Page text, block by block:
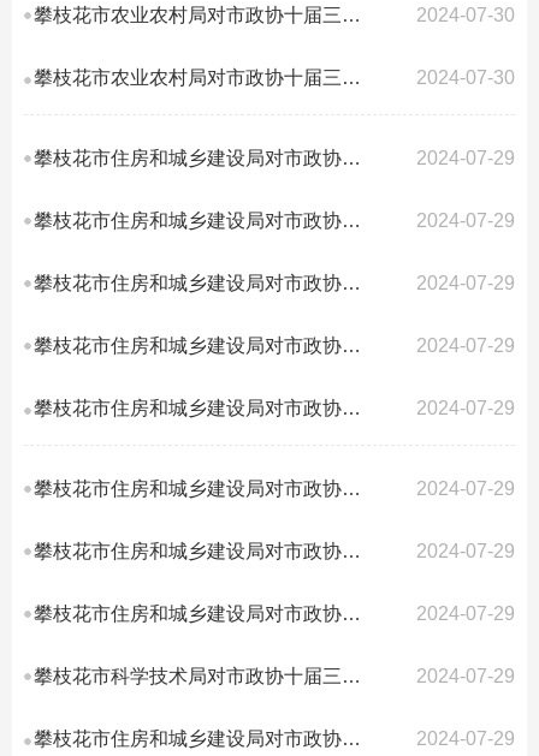
攀枝花市农业农村局对市政协十届三次会议33号提案答复的函 2024-07-30
攀枝花市农业农村局对市政协十届三次会议第33号提案答复的函 2024-07-30
攀枝花市住房和城乡建设局对市政协十届三次会议第141号提案答复的函 2024-07-29
攀枝花市住房和城乡建设局对市政协十届三次会议第137号提案答复的函 2024-07-29
攀枝花市住房和城乡建设局对市政协十届三次会议第137号提案答复的函 2024-07-29
攀枝花市住房和城乡建设局对市政协十届三次会议第133号提案答复的函 2024-07-29
攀枝花市住房和城乡建设局对市政协十届三次会议第132号提案答复的函 2024-07-29
攀枝花市住房和城乡建设局对市政协十届三次会议第130号提案答复的函 2024-07-29
攀枝花市住房和城乡建设局对市政协十届三次会议第190号提案答复的函 2024-07-29
攀枝花市住房和城乡建设局对市政协十届三次会议第185号提案答复的函 2024-07-29
攀枝花市科学技术局对市政协十届三次会议第184号提案答复的函 2024-07-29
攀枝花市住房和城乡建设局对市政协十届三次会议第121号提案答复的函 2024-07-29